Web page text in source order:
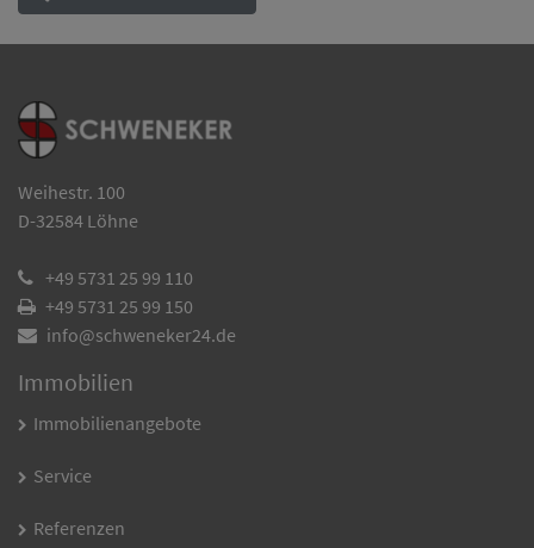
Weihestr. 100
D-32584 Löhne
+49 5731 25 99 110
+49 5731 25 99 150
info@schweneker24.de
Immobilien
Immobilienangebote
Service
Referenzen